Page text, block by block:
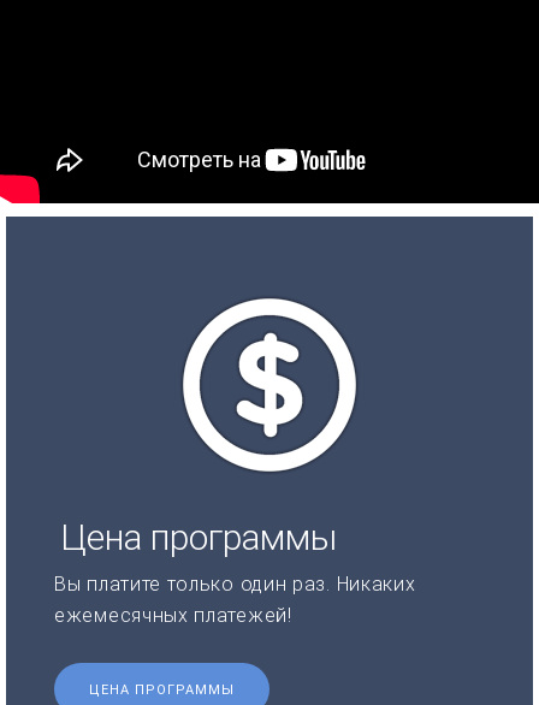
Цена программы
Вы платите только один раз. Никаких
ежемесячных платежей!
ЦЕНА ПРОГРАММЫ